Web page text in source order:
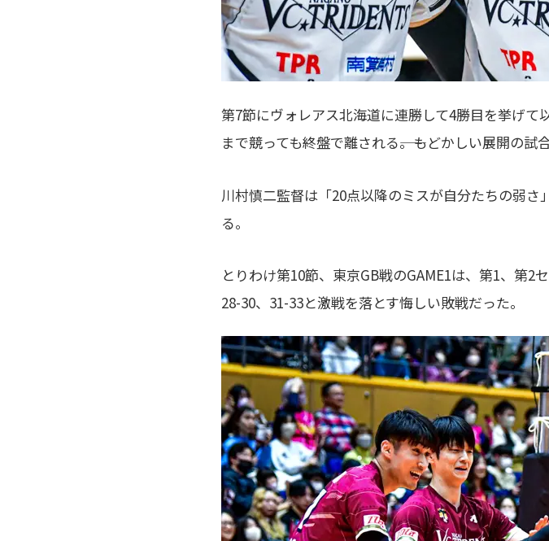
第7節にヴォレアス北海道に連勝して4勝目を挙げ
まで競っても終盤で離される――。もどかしい展開の
川村慎二監督は「20点以降のミスが自分たちの弱
る。
とりわけ第10節、東京GB戦のGAME1は、第1、第2
28-30、31-33と激戦を落とす悔しい敗戦だった。